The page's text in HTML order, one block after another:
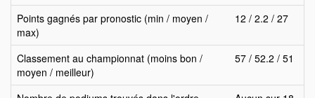
Points gagnés par pronostic (min / moyen /
max)
12 / 2.2 / 27
Classement au championnat (moins bon /
moyen / meilleur)
57 / 52.2 / 51